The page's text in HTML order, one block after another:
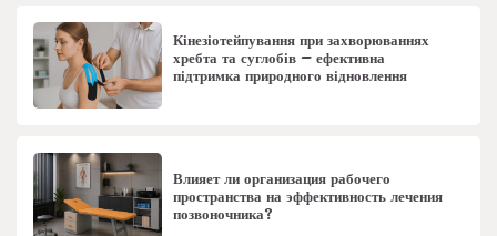
Кінезіотейпування при захворюваннях
хребта та суглобів – ефективна
підтримка природного відновлення
Влияет ли организация рабочего
пространства на эффективность лечения
позвоночника?